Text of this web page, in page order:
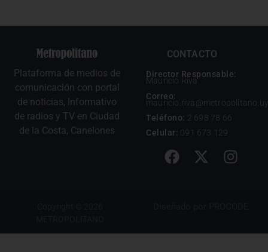
Plataforma de medios de
comunicación con portal
de noticias, Informativo
de radios y TV en Ciudad
de la Costa, Canelones
CONTACTO
Director Responsable:
Mauricio Riva
Correo:
mauricio.riva@metropolitano.uy
Teléfono: 2 698 78 66
Celular: 091 673 129